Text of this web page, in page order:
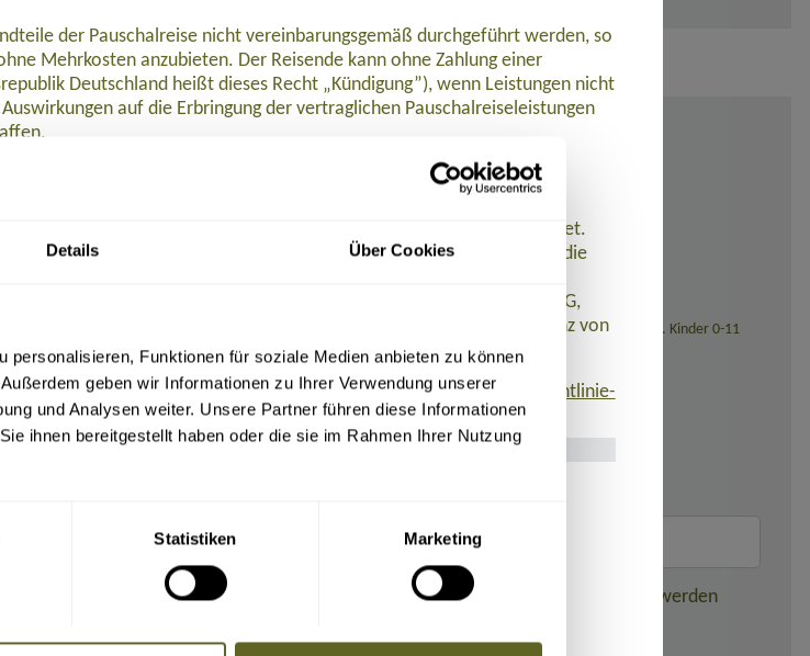
Details Über Cookies
personalisieren, Funktionen für soziale Medien anbieten zu können
geben wir Informationen zu Ihrer Verwendung unserer
und Analysen weiter. Unsere Partner führen diese Informationen
ihnen bereitgestellt haben oder die sie im Rahmen Ihrer Nutzung
Statistiken Marketing
2026: 109,- Euro), 129,- Euro nach Ticketausstellung (bei Reisedatum ab November 2026: 139,- Euro). Kinder 0-11
und E-Mail-Adresse an die Mitreisenden dieser gebuchten Reise weitergegeben werden
der Pauschalreise nicht vereinbarungsgemäß durchgeführt werden, so
Mehrkosten anzubieten. Der Reisende kann ohne Zahlung einer
Deutschland heißt dieses Recht „Kündigung”), wenn Leistungen nicht
auf die Erbringung der vertraglichen Pauschalreiseleistungen
Schadenersatz, wenn die Reiseleistungen nicht oder nicht
dieser sich in Schwierigkeiten befindet.
Mitgliedstaaten des Reisevermittlers werden Zahlungen zurückerstattet.
des Reisevermittlers nach Beginn der Pauschalreise ein und ist die
der Reisenden gewährleistet. AT REISEN GmbH hat eine
abgeschlossen. Die Reisenden können R+V Allgemeine Versicherung AG,
kontaktieren, wenn ihnen Leistungen aufgrund der Insolvenz von
nationale Recht umgesetzten Form zu finden ist:www.umsetzung-richtlinie-